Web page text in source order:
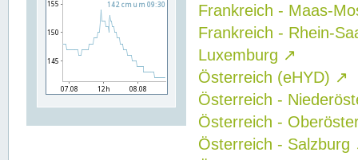
Frankreich - Maas-
Frankreich - Rhein-
Luxemburg ↗
Österreich (eHYD) ↗
Österreich -
Österreich -
Österreich - Salzburg